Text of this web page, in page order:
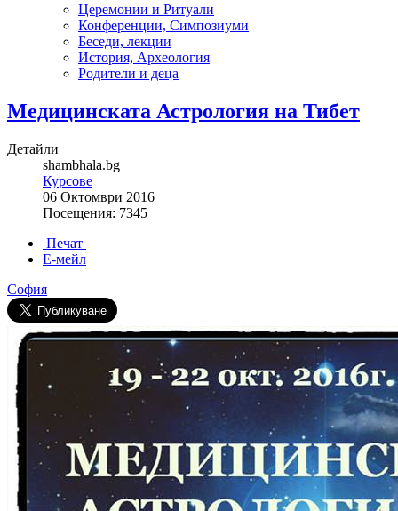
Церемонии и Ритуали
Конференции, Симпозиуми
Беседи, лекции
История, Археология
Родители и деца
Медицинската Астрология на Тибет
Детайли
shambhala.bg
Курсове
06 Октомври 2016
Посещения: 7345
Печат
Е-мейл
София